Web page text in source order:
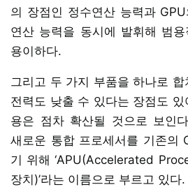
의 장점인 정수연산 능력과
연산 능력을 동시에 발휘해 범
용이하다.
그리고 두 가지 부품을 하나로
전력도 낮출 수 있다는 장점도
용은 점차 확산될 것으로 보인
새로운 통합 프로세서를 기존의
기 위해 ‘APU(Accelerated
장치)’라는 이름으로 부르고 있다.